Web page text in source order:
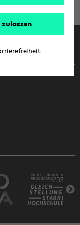
LinkedIn TikTok